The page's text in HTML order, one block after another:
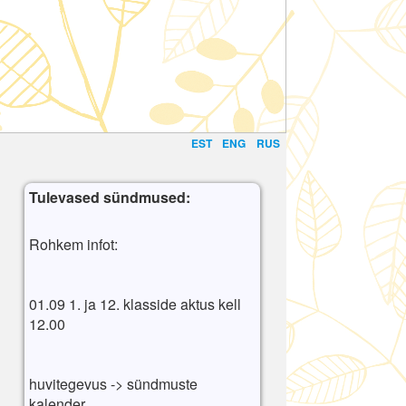
EST ENG RUS
Tulevased sündmused:
Rohkem infot:
01.09 1. ja 12. klasside aktus kell
12.00
huvitegevus -> sündmuste